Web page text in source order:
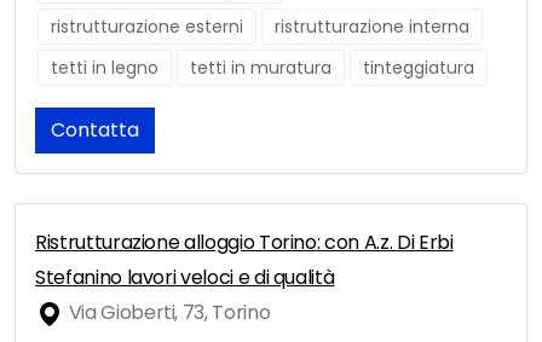
ristrutturazione esterni
ristrutturazione interna
tetti in legno
tetti in muratura tinteggiatura
Contatta
Ristrutturazione alloggio Torino: con A.z. Di Erbi
Stefanino lavori veloci e di qualità
Via Gioberti, 73, Torino